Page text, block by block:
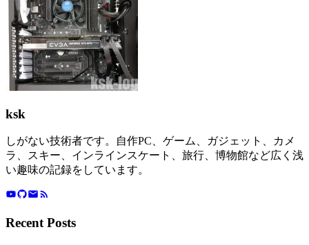
ksk
しがない技術者です。自作PC、ゲーム、ガジェット、カメ
ラ、スキー、インラインスケート、旅行、博物館など広く浅
い趣味の記録をしています。
Recent Posts